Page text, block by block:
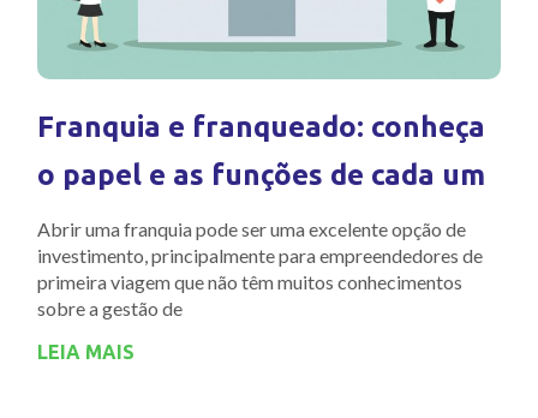
Franquia e franqueado: conheça
o papel e as funções de cada um
Abrir uma franquia pode ser uma excelente opção de
investimento, principalmente para empreendedores de
primeira viagem que não têm muitos conhecimentos
sobre a gestão de
LEIA MAIS